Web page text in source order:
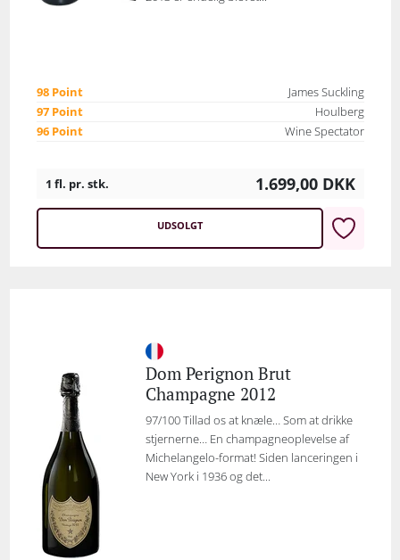
98 Point
James Suckling
97 Point
Houlberg
96 Point
Wine Spectator
1 fl. pr. stk. 1.699,00 DKK
UDSOLGT
Dom Perignon Brut
Champagne 2012
97/100 Tillad os at knæle… Som at drikke
stjernerne… En champagneoplevelse af
Michelangelo-format! Siden lanceringen i
New York i 1936 og det...